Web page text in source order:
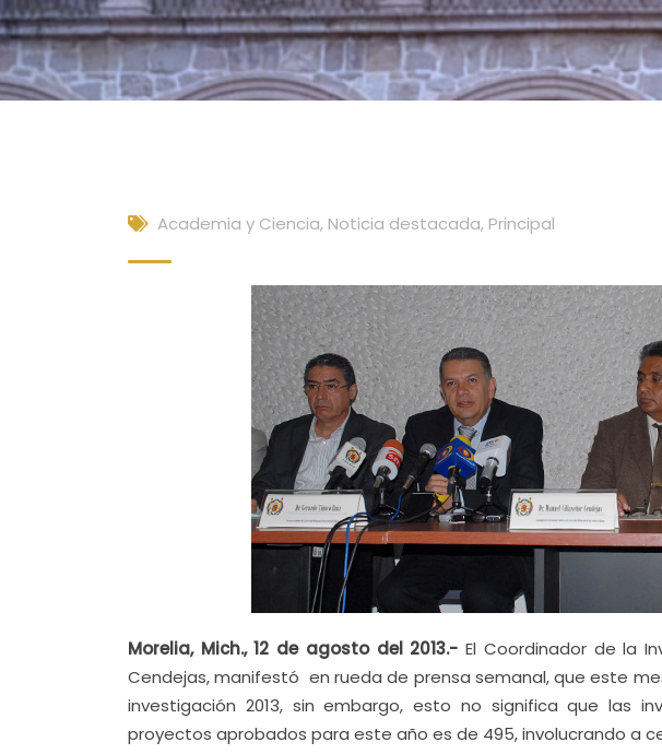
Academia y Ciencia, Noticia destacada, Principal
Morelia, Mich., 12 de agosto del 2013.-El Coordinador de la
Cendejas, manifestó en rueda de prensa semanal, que este
investigación 2013, sin embargo, esto no significa que las
proyectos aprobados para este año es de 495, involucrando a